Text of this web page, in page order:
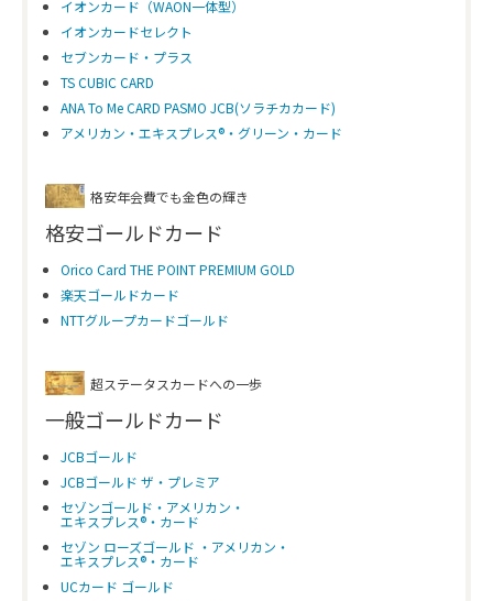
イオンカード（WAON一体型）
イオンカードセレクト
セブンカード・プラス
TS CUBIC CARD
ANA To Me CARD PASMO JCB(ソラチカカード)
アメリカン・エキスプレス®・グリーン・カード
格安年会費でも金色の輝き
格安ゴールドカード
Orico Card THE POINT PREMIUM GOLD
楽天ゴールドカード
NTTグループカードゴールド
超ステータスカードへの一歩
一般ゴールドカード
JCBゴールド
JCBゴールド ザ・プレミア
セゾンゴールド・アメリカン・
エキスプレス®・カード
セゾン ローズゴールド ・アメリカン・
エキスプレス®・カード
UCカード ゴールド